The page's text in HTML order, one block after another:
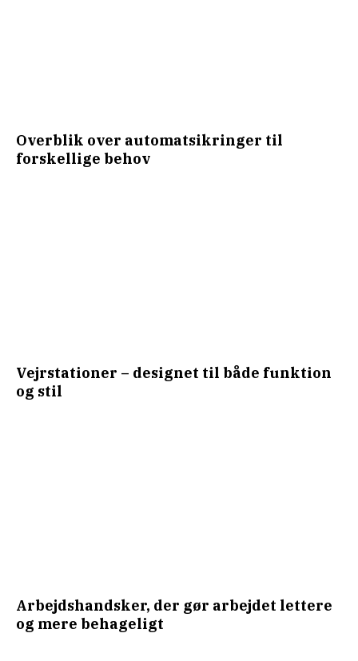
Overblik over automatsikringer til
forskellige behov
Vejrstationer – designet til både funktion
og stil
Arbejdshandsker, der gør arbejdet lettere
og mere behageligt